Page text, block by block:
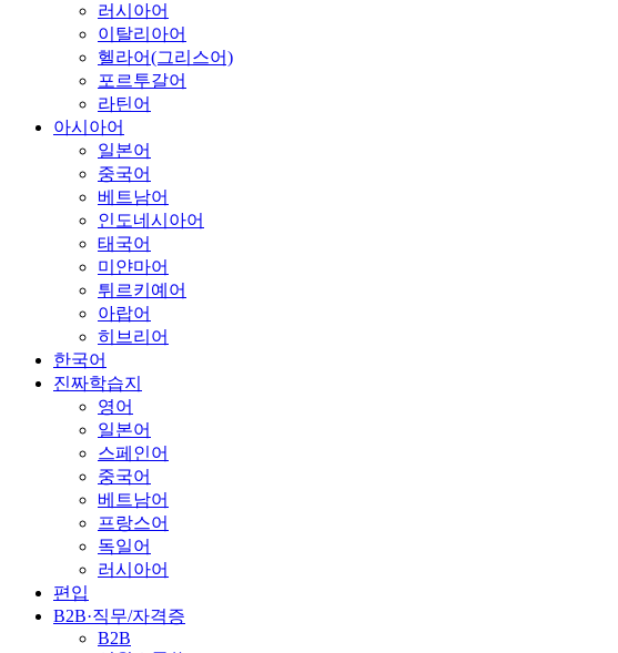
러시아어
이탈리아어
헬라어(그리스어)
포르투갈어
라틴어
아시아어
일본어
중국어
베트남어
인도네시아어
태국어
미얀마어
튀르키예어
아랍어
히브리어
한국어
진짜학습지
영어
일본어
스페인어
중국어
베트남어
프랑스어
독일어
러시아어
편입
B2B·직무/자격증
B2B